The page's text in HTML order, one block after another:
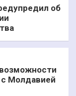
об
с Молдавией